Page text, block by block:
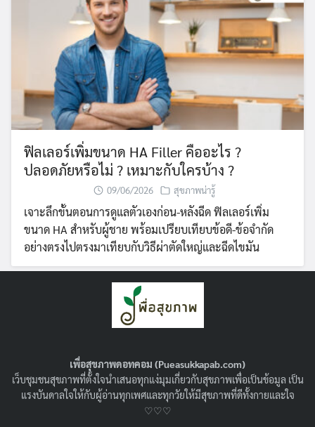
ฟิลเลอร์เพิ่มขนาด HA Filler คืออะไร ?
ปลอดภัยหรือไม่ ? เหมาะกับใครบ้าง ?
09/06/2026 สุขภาพน่ารู้
เจาะลึกขั้นตอนการดูแลตัวเองก่อน-หลังฉีด ฟิลเลอร์เพิ่ม
ขนาด HA สำหรับผู้ชาย พร้อมเปรียบเทียบข้อดี-ข้อจำกัด
อย่างตรงไปตรงมาเทียบกับวิธีผ่าตัดใหญ่และฉีดไขมัน
เพื่อสุขภาพดอทคอม (Pueasukkapab.com)
เว็บชุมชนสุขภาพที่ตั้งใจนำเสนอทุกแง่มุมเกี่ยวกับสุขภาพเพื่อเป็นข้อมูล เป็น
แรงบันดาลใจให้กับผู้อ่านทุกเพศและทุกวัยให้มีสุขภาพที่ดีทั้งกายและใจ
♡♡♡